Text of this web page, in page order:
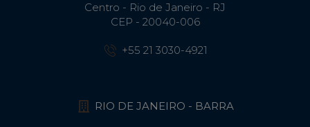
Centro - Rio de Janeiro - RJ
CEP - 20040-006
+55 21 3030-4921
RIO DE JANEIRO - BARRA